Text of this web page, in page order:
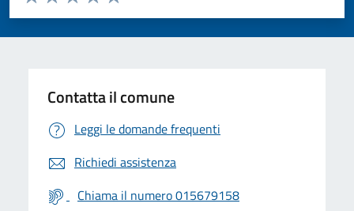
Valuta 5 stelle su 5
Valuta 4 stelle su 5
Valuta 3 stelle su 5
Valuta 2 stelle su 5
Valuta 1 stelle su 5
Contatta il comune
Leggi le domande frequenti
Richiedi assistenza
Chiama il numero 015679158